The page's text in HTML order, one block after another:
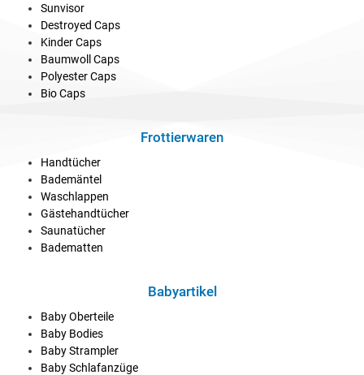
Sunvisor
Destroyed Caps
Kinder Caps
Baumwoll Caps
Polyester Caps
Bio Caps
Frottierwaren
Handtücher
Bademäntel
Waschlappen
Gästehandtücher
Saunatücher
Badematten
Babyartikel
Baby Oberteile
Baby Bodies
Baby Strampler
Baby Schlafanzüge